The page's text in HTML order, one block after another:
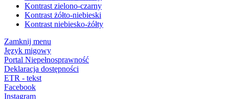
Kontrast zielono-czarny
Kontrast żółto-niebieski
Kontrast niebiesko-żółty
Zamknij menu
Język migowy
Portal Niepełnosprawność
Deklaracja dostępności
ETR - tekst
Facebook
Instagram